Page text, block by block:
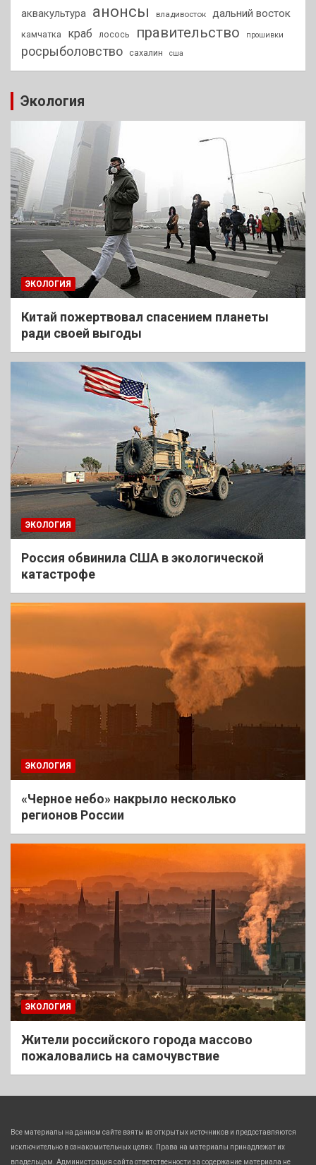
аквакультура анонсы владивосток дальний восток
камчатка краб лосось правительство прошивки
росрыболовство сахалин сша
Экология
ЭКОЛОГИЯ
Китай пожертвовал спасением планеты
ради своей выгоды
ЭКОЛОГИЯ
Россия обвинила США в экологической
катастрофе
ЭКОЛОГИЯ
«Черное небо» накрыло несколько
регионов России
ЭКОЛОГИЯ
Жители российского города массово
пожаловались на самочувствие
Все материалы на данном сайте взяты из открытых источников и предоставляются
исключительно в ознакомительных целях. Права на материалы принадлежат их
владельцам. Администрация сайта ответственности за содержание материала не